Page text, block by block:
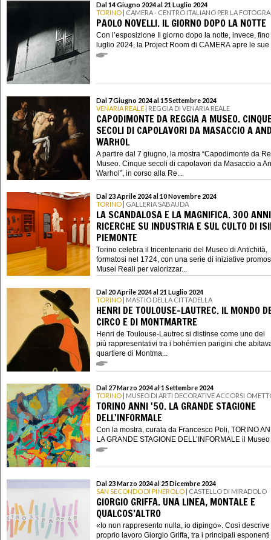
Dal 14 Giugno 2024 al 21 Luglio 2024
TORINO | CAMERA - CENTRO ITALIANO PER LA
PAOLO NOVELLI. IL GIORNO DOPO LA NOTTE
Con l’esposizione Il giorno dopo la notte, invece,
luglio 2024, la Project Room di CAMERA apre le sue
Dal 7 Giugno 2024 al 15 Settembre 2024
VENARIA REALE | REGGIA DI VENARIA REALE
CAPODIMONTE DA REGGIA A MUSEO.
SECOLI DI CAPOLAVORI DA MASACCIO A
WARHOL
A partire dal 7 giugno, la mostra “Capodimonte da
Museo. Cinque secoli di capolavori da Masaccio a
Warhol”, in corso alla Re...
Dal 23 Aprile 2024 al 10 Novembre 2024
TORINO | GALLERIA SABAUDA
LA SCANDALOSA E LA MAGNIFICA. 300
RICERCHE SU INDUSTRIA E SUL CULTO DI
PIEMONTE
Torino celebra il tricentenario del Museo di Antichità,
formatosi nel 1724, con una serie di iniziative
Musei Reali per valorizzar...
Dal 20 Aprile 2024 al 21 Luglio 2024
TORINO | MASTIO DELLA CITTADELLA
HENRI DE TOULOUSE-LAUTREC. IL MONDO
CIRCO E DI MONTMARTRE
Henri de Toulouse-Lautrec si distinse come uno dei
più rappresentativi tra i bohémien parigini che
quartiere di Montma...
Dal 27 Marzo 2024 al 1 Settembre 2024
TORINO | MUSEO DI ARTI DECORATIVE ACCORSI
TORINO ANNI '50. LA GRANDE STAGIONE
DELL'INFORMALE
Con la mostra, curata da Francesco Poli, TORINO
LA GRANDE STAGIONE DELL’INFORMALE il
Dal 23 Marzo 2024 al 25 Dicembre 2024
SAN SECONDO DI PINEROLO | CASTELLO DI MIRADOLO
GIORGIO GRIFFA. UNA LINEA, MONTALE E
QUALCOS’ALTRO
«Io non rappresento nulla, io dipingo». Così
proprio lavoro Giorgio Griffa, tra i principali